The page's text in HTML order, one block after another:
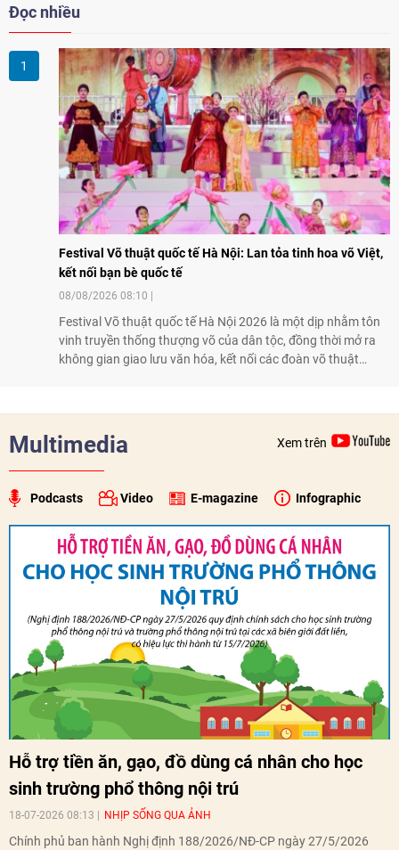
Đọc nhiều
Festival Võ thuật quốc tế Hà Nội: Lan tỏa tinh hoa võ Việt,
kết nối bạn bè quốc tế
08/08/2026 08:10
Festival Võ thuật quốc tế Hà Nội 2026 là một dịp nhằm tôn
vinh truyền thống thượng võ của dân tộc, đồng thời mở ra
không gian giao lưu văn hóa, kết nối các đoàn võ thuật
Multimedia Xem trên
Podcasts Video E-magazine Infographic
Hỗ trợ tiền ăn, gạo, đồ dùng cá nhân cho học
sinh trường phổ thông nội trú
18-07-2026 08:13 NHỊP SỐNG QUA ẢNH
Chính phủ ban hành Nghị định 188/2026/NĐ-CP ngày 27/5/2026